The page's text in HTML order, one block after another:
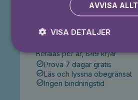
71
Betalas per år, 849 kr/år
Prova 7 dagar gratis
Läs och lyssna obegränsat
Ingen bindningstid
AVVISA ALLT
VISA DETALJER